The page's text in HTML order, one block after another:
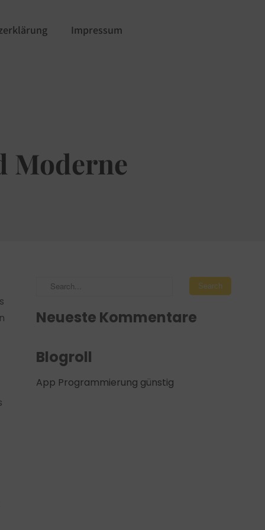
Impressum
Moderne
Neueste Kommentare
Blogroll
App Programmierung günstig